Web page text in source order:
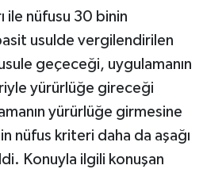
ile nüfusu 30 binin
usulde vergilendirilen
geçeceği, uygulamanın
yürürlüğe gireceği
yürürlüğe girmesine
nüfus kriteri daha da aşağı
Konuyla ilgili konuşan